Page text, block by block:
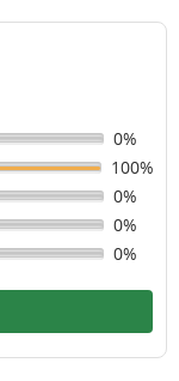
0%
100%
0%
0%
0%